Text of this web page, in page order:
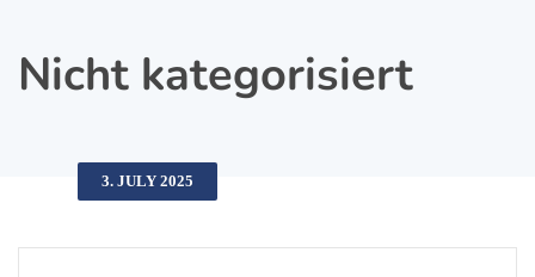
Nicht kategorisiert
3. JULY 2025